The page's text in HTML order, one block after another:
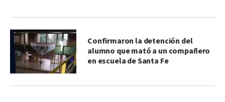
Confirmaron la detención del
alumno que mató a un compañero
en escuela de Santa Fe